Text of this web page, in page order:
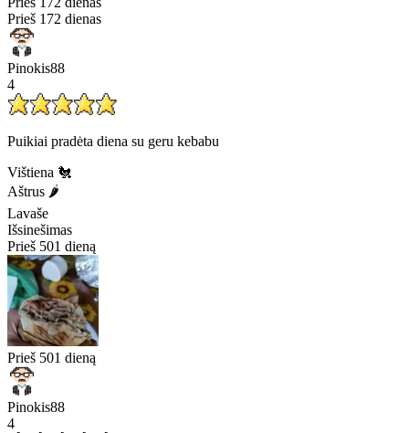
Prieš 172 dienas
Pinokis88
4
Puikiai pradėta diena su geru kebabu
Vištiena 🐔
Aštrus 🌶️
Lavaše
Išsinešimas
Prieš 501 dieną
Prieš 501 dieną
Pinokis88
4